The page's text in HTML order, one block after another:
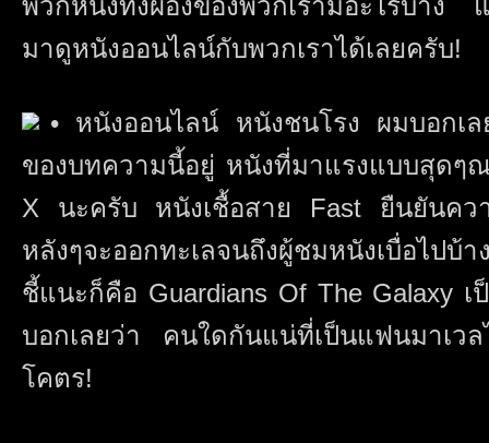
พวกหนังทั้งผองของพวกเรามีอะไรบ้าง
มาดูหนังออนไลน์กับพวกเราได้เลยครับ!
• หนังออนไลน์ หนังชนโรง ผมบอกเ
ของบทความนี้อยู่ หนังที่มาแรงแบบสุดๆ
X นะครับ หนังเชื้อสาย Fast ยืนยันคว
หลังๆจะออกทะเลจนถึงผู้ชมหนังเบื่อไ
ชี้แนะก็คือ Guardians Of The Galaxy
บอกเลยว่า คนใดกันแน่ที่เป็นแฟนมาเว
โคตร!